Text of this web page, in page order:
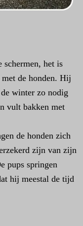
schermen, het is
de honden. Hij
winter zo nodig
vult bakken met
de honden zich
zijn van zijn
pups springen
hij meestal de tijd